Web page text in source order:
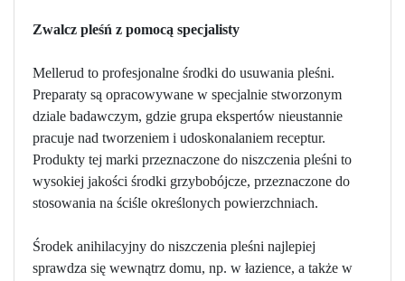
Zwalcz pleśń z pomocą specjalisty
Mellerud to profesjonalne środki do usuwania pleśni.
Preparaty są opracowywane w specjalnie stworzonym
dziale badawczym, gdzie grupa ekspertów nieustannie
pracuje nad tworzeniem i udoskonalaniem receptur.
Produkty tej marki przeznaczone do niszczenia pleśni to
wysokiej jakości środki grzybobójcze, przeznaczone do
stosowania na ściśle określonych powierzchniach.
Środek anihilacyjny do niszczenia pleśni najlepiej
sprawdza się wewnątrz domu, np. w łazience, a także w